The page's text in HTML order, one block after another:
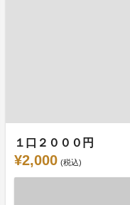
１口２０００円
¥2,000 (税込)